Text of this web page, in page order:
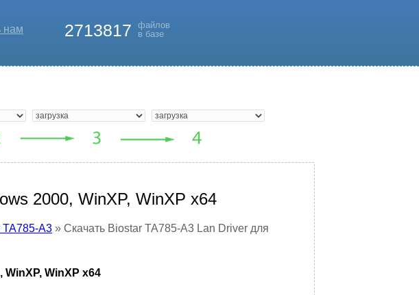
нам 2713817
файлов
в базе
2000, WinXP, WinXP x64
TA785-A3 » Скачать Biostar TA785-A3 Lan Driver для
WinXP x64